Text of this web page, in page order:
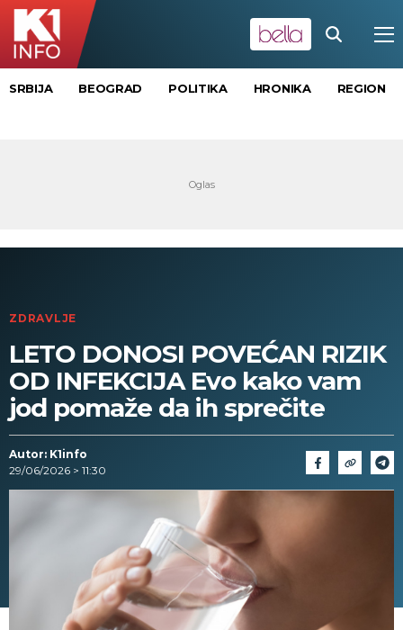
SRBIJA BEOGRAD POLITIKA HRONIKA REGION
ZDRAVLJE
LETO DONOSI POVEĆAN RIZIK
OD INFEKCIJA Evo kako vam
jod pomaže da ih sprečite
Autor: K1info
29/06/2026 > 11:30